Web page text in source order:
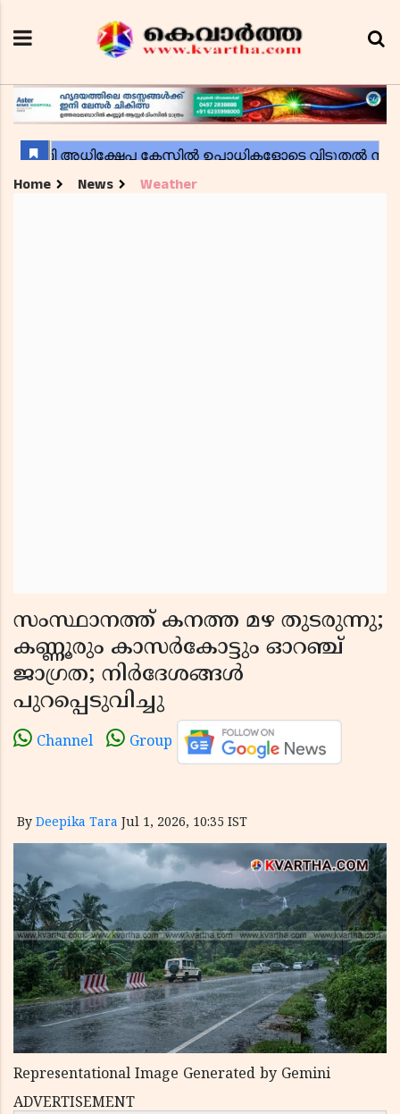
Home News Weather
സംസ്ഥാനത്ത് കനത്ത മഴ തുടരുന്നു;
കണ്ണൂരും കാസർകോട്ടും ഓറഞ്ച്
ജാഗ്രത; നിർദേശങ്ങൾ
പുറപ്പെടുവിച്ചു
Channel Group
By Deepika Tara Jul 1, 2026, 10:35 IST
Representational Image Generated by Gemini
ADVERTISEMENT